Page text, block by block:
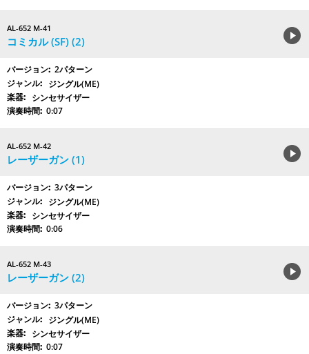
AL-652 M-41
コミカル (SF) (2)
2パターン
ジングル(ME)
シンセサイザー
0:07
AL-652 M-42
レーザーガン (1)
3パターン
ジングル(ME)
シンセサイザー
0:06
AL-652 M-43
レーザーガン (2)
3パターン
ジングル(ME)
シンセサイザー
0:07